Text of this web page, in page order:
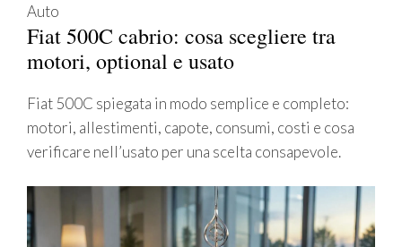
Auto
Fiat 500C cabrio: cosa scegliere tra
motori, optional e usato
Fiat 500C spiegata in modo semplice e completo:
motori, allestimenti, capote, consumi, costi e cosa
verificare nell’usato per una scelta consapevole.